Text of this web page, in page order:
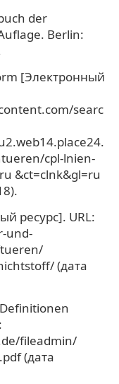
der
Berlin:
[Электронный
searc
cpl-lnien-
&ct=clnk&gl=ru
ресурс]. URL:
und-
(дата
fileadmin/
(дата